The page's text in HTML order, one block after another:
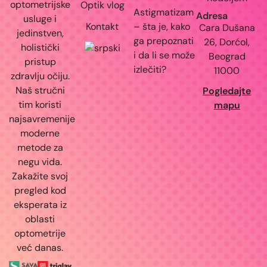
optometrijske
usluge i
jedinstven,
holistički
pristup
zdravlju očiju.
Naš stručni
tim koristi
najsavremenije
moderne
metode za
negu vida.
Zakažite svoj
pregled kod
eksperata iz
oblasti
optometrije
već danas.
Optik vlog
Kontakt
Astigmatizam
– šta je, kako
ga prepoznati
i da li se može
izlečiti?
Adresa
Cara Dušana
26, Dorćol,
Beograd
11000
Pogledajte
mapu